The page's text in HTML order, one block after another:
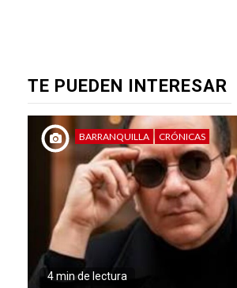
TE PUEDEN INTERESAR
BARRANQUILLA CRÓNICAS
4 min de lectura